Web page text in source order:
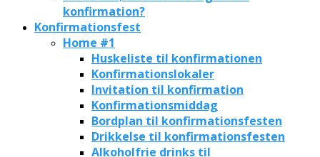
konfirmation?
Konfirmationsfest
Home #1
Huskeliste til konfirmationen
Konfirmationslokaler
Invitation til konfirmation
Konfirmationsmiddag
Bordplan til konfirmationsfesten
Drikkelse til konfirmationsfesten
Alkoholfrie drinks til